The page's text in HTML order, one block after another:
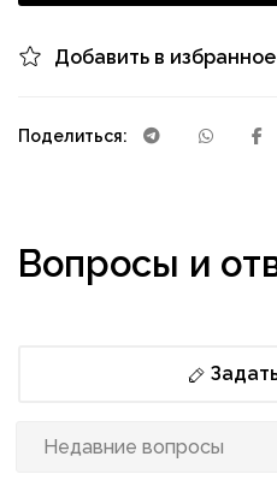
Добавить в избранное
Поделиться:
Вопросы и